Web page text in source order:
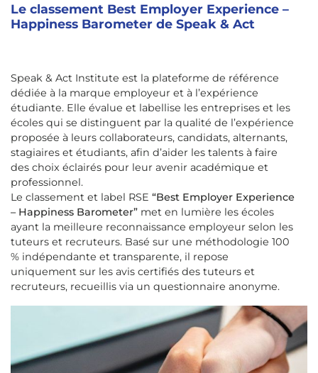
Le classement Best Employer Experience –
Happiness Barometer de Speak & Act
Speak & Act Institute est la plateforme de référence
dédiée à la marque employeur et à l’expérience
étudiante. Elle évalue et labellise les entreprises et les
écoles qui se distinguent par la qualité de l’expérience
proposée à leurs collaborateurs, candidats, alternants,
stagiaires et étudiants, afin d’aider les talents à faire
des choix éclairés pour leur avenir académique et
professionnel.
Le classement et label RSE “Best Employer Experience
– Happiness Barometer” met en lumière les écoles
ayant la meilleure reconnaissance employeur selon les
tuteurs et recruteurs. Basé sur une méthodologie 100
% indépendante et transparente, il repose
uniquement sur les avis certifiés des tuteurs et
recruteurs, recueillis via un questionnaire anonyme.